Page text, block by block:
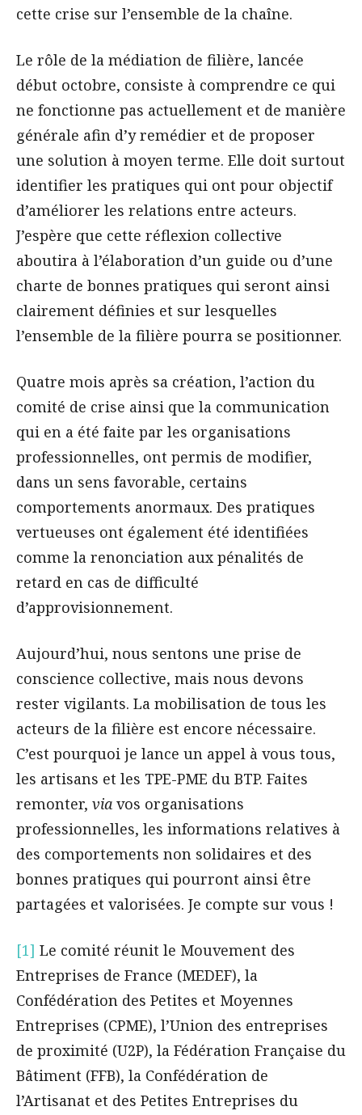
cette crise sur l’ensemble de la chaîne.
Le rôle de la médiation de filière, lancée
début octobre, consiste à comprendre ce qui
ne fonctionne pas actuellement et de manière
générale afin d’y remédier et de proposer
une solution à moyen terme. Elle doit surtout
identifier les pratiques qui ont pour objectif
d’améliorer les relations entre acteurs.
J’espère que cette réflexion collective
aboutira à l’élaboration d’un guide ou d’une
charte de bonnes pratiques qui seront ainsi
clairement définies et sur lesquelles
l’ensemble de la filière pourra se positionner.
Quatre mois après sa création, l’action du
comité de crise ainsi que la communication
qui en a été faite par les organisations
professionnelles, ont permis de modifier,
dans un sens favorable, certains
comportements anormaux. Des pratiques
vertueuses ont également été identifiées
comme la renonciation aux pénalités de
retard en cas de difficulté
d’approvisionnement.
Aujourd’hui, nous sentons une prise de
conscience collective, mais nous devons
rester vigilants. La mobilisation de tous les
acteurs de la filière est encore nécessaire.
C’est pourquoi je lance un appel à vous tous,
les artisans et les TPE-PME du BTP. Faites
remonter, via vos organisations
professionnelles, les informations relatives à
des comportements non solidaires et des
bonnes pratiques qui pourront ainsi être
partagées et valorisées. Je compte sur vous !
[1] Le comité réunit le Mouvement des
Entreprises de France (MEDEF), la
Confédération des Petites et Moyennes
Entreprises (CPME), l’Union des entreprises
de proximité (U2P), la Fédération Française du
Bâtiment (FFB), la Confédération de
l’Artisanat et des Petites Entreprises du